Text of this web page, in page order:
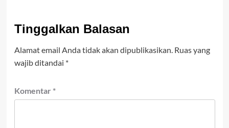
Tinggalkan Balasan
Alamat email Anda tidak akan dipublikasikan. Ruas yang
wajib ditandai *
Komentar *